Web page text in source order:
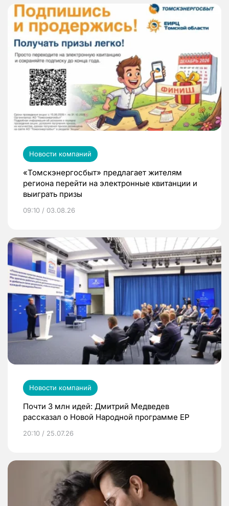
Новости компаний
«Томскэнергосбыт» предлагает жителям
региона перейти на электронные квитанции и
выиграть призы
09:10 / 03.08.26
Новости компаний
Почти 3 млн идей: Дмитрий Медведев
рассказал о Новой Народной программе ЕР
20:10 / 25.07.26